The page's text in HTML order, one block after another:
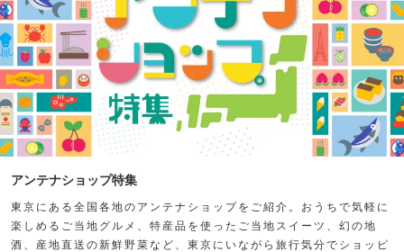
アンテナショップ特集
東京にある全国各地のアンテナショップをご紹介。おうちで気軽に
楽しめるご当地グルメ、特産品を使ったご当地スイーツ、幻の地
酒、産地直送の新鮮野菜など、東京にいながら旅行気分でショッピ